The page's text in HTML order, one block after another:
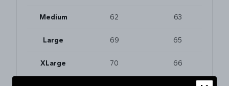
Medium 62 63
Large 69 65
XLarge 70 66